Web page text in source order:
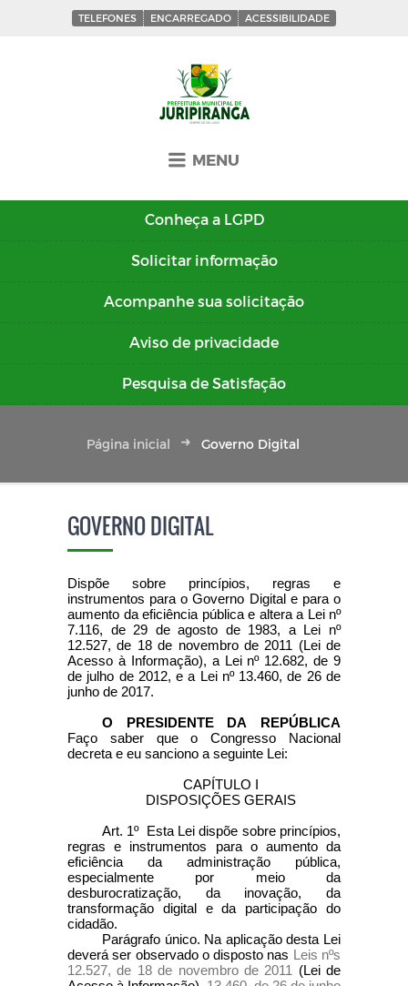
TELEFONES ENCARREGADO ACESSIBILIDADE
MENU
Conheça a LGPD
Solicitar informação
Acompanhe sua solicitação
Aviso de privacidade
Pesquisa de Satisfação
Página inicial Governo Digital
GOVERNO DIGITAL
Dispõe sobre princípios, regras e
instrumentos para o Governo Digital e para o
aumento da eficiência pública e altera a Lei nº
7.116, de 29 de agosto de 1983, a Lei nº
12.527, de 18 de novembro de 2011 (Lei de
Acesso à Informação), a Lei nº 12.682, de 9
de julho de 2012, e a Lei nº 13.460, de 26 de
junho de 2017.
O PRESIDENTE DA REPÚBLICA
Faço saber que o Congresso Nacional
decreta e eu sanciono a seguinte Lei:
CAPÍTULO I
DISPOSIÇÕES GERAIS
Art. 1º Esta Lei dispõe sobre princípios,
regras e instrumentos para o aumento da
eficiência da administração pública,
especialmente por meio da
desburocratização, da inovação, da
transformação digital e da participação do
cidadão.
Parágrafo único. Na aplicação desta Lei
deverá ser observado o disposto nas Leis nºs
12.527, de 18 de novembro de 2011 (Lei de